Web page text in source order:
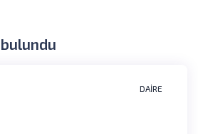
DAIRE